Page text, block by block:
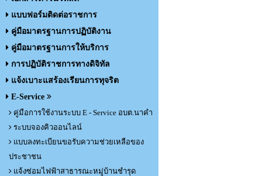
แบบฟอร์มติดต่อราชการ
คู่มือมาตรฐานการปฏิบัติงาน
คู่มือมาตรฐานการให้บริการ
การปฏิบัติราชการทางดิจิทัล
แจ้งเบาะแสร้องเรียนการทุจริต
E-Service
คู่มือการใช้งานระบบ E - Service อบต.นาคำ
ระบบจองคิวออนไลน์
แบบลงทะเบียนขอรับความช่วยเหลือของ
ประชาชน
แจ้งซ่อมไฟฟ้าสาธารณะหมู่บ้านชำรุด